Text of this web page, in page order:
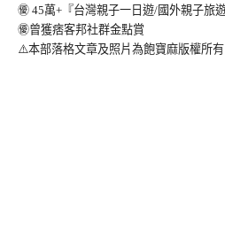
㊝ 45萬+『台灣親子一日遊/國外親子旅
㊝曾獲痞客邦社群金點賞
⚠️本部落格文章及照片為飽寶麻版權所